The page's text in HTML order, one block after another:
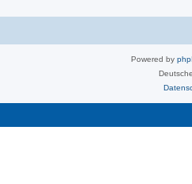
Powered by